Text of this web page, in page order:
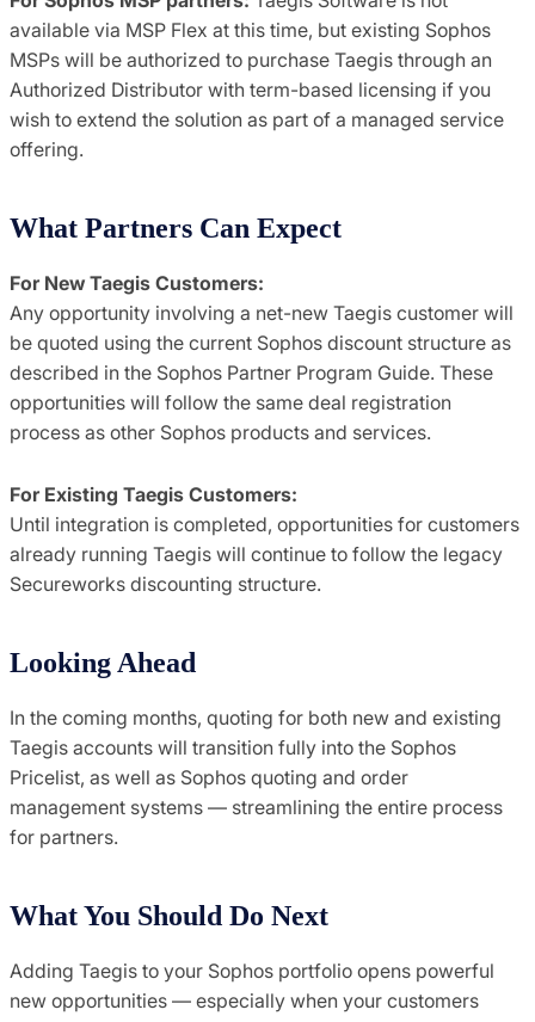
available via MSP Flex at this time, but existing Sophos
MSPs will be authorized to purchase Taegis through an
Authorized Distributor with term-based licensing if you
wish to extend the solution as part of a managed service
offering.
What Partners Can Expect
For New Taegis Customers:
Any opportunity involving a net-new Taegis customer will
be quoted using the current Sophos discount structure as
described in the Sophos Partner Program Guide. These
opportunities will follow the same deal registration
process as other Sophos products and services.
For Existing Taegis Customers:
Until integration is completed, opportunities for customers
already running Taegis will continue to follow the legacy
Secureworks discounting structure.
Looking Ahead
In the coming months, quoting for both new and existing
Taegis accounts will transition fully into the Sophos
Pricelist, as well as Sophos quoting and order
management systems — streamlining the entire process
for partners.
What You Should Do Next
Adding Taegis to your Sophos portfolio opens powerful
new opportunities — especially when your customers